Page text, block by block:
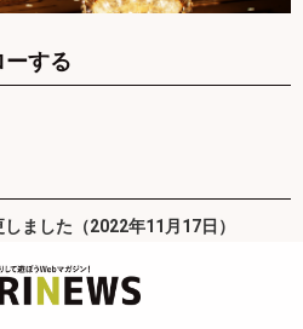
ーする
ました（2022年11月17日）